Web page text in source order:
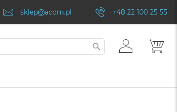
sklep@acom.pl +48 22 100 25 55
ZALOGUJ
SIĘ
SZUKAJ